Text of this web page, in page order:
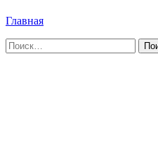
Главная
Найти: